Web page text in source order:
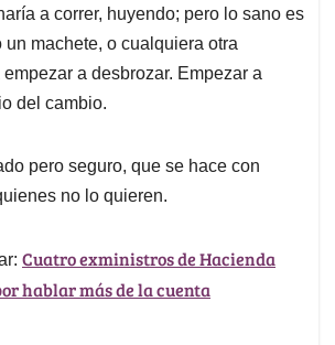
a correr, huyendo; pero lo sano es
un machete, o cualquiera otra
a desbrozar. Empezar a
del cambio.
pero seguro, que se hace con
no lo quieren.
Cuatro exministros de Hacienda
hablar más de la cuenta